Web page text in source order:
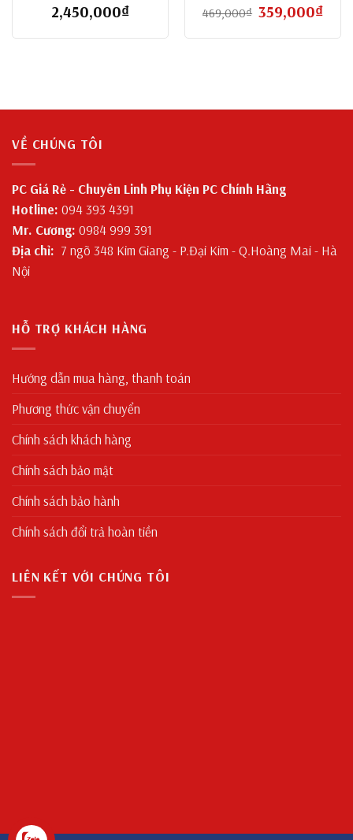
2,450,000₫ 469,000₫ Giá
gốc
469,000₫.
359,000₫Giá
hiện
là:
VỀ CHÚNG TÔI
PC Giá Rẻ - Chuyên Linh Phụ Kiện PC Chính Hãng
Hotline: 094 393 4391
Mr. Cương: 0984 999 391
Địa chỉ: 7 ngõ 348 Kim Giang - P.Đại Kim - Q.Hoàng Mai - Hà
Nội
HỖ TRỢ KHÁCH HÀNG
Hướng dẫn mua hàng, thanh toán
Phương thức vận chuyển
Chính sách khách hàng
Chính sách bảo mật
Chính sách bảo hành
Chính sách đổi trả hoàn tiền
LIÊN KẾT VỚI CHÚNG TÔI